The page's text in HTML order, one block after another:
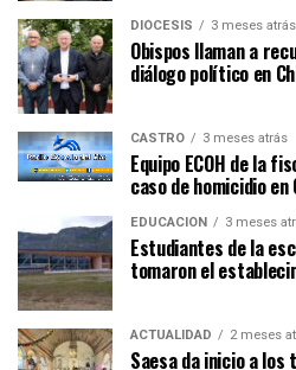
DIÓCESIS 3 meses atrás
Obispos llaman a
diálogo político en
CASTRO 3 meses atrás
Equipo ECOH de la
caso de homicidio
EDUCACIÓN 3 meses
Estudiantes de la
tomaron el
ACTUALIDAD 2 meses
Saesa da inicio a